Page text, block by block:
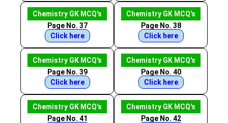
Chemistry GK MCQ's
Page No. 37
Click here
Chemistry GK MCQ's
Page No. 38
Click here
Chemistry GK MCQ's
Page No. 39
Click here
Chemistry GK MCQ's
Page No. 40
Click here
Chemistry GK MCQ's
Page No. 41
Chemistry GK MCQ's
Page No. 42